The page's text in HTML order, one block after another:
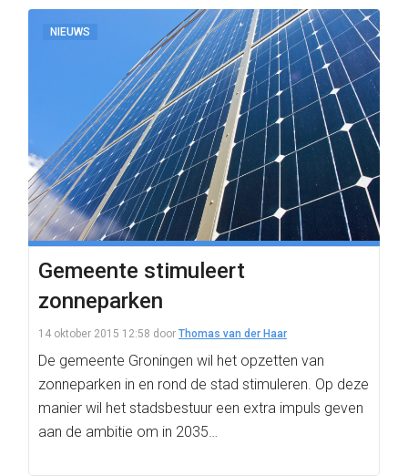
NIEUWS
Gemeente stimuleert
zonneparken
14 oktober 2015 12:58 door Thomas van der Haar
De gemeente Groningen wil het opzetten van
zonneparken in en rond de stad stimuleren. Op deze
manier wil het stadsbestuur een extra impuls geven
aan de ambitie om in 2035…